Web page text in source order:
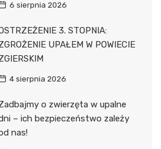
6 sierpnia 2026
3. STOPNIA:
UPAŁEM W POWIECIE
4 sierpnia 2026
o zwierzęta w upalne
– ich bezpieczeństwo zależy
nas!